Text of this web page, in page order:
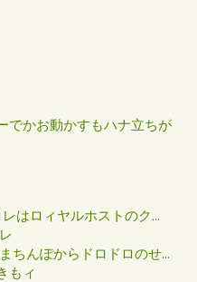
でかお動かすもハナ立ちが
はロィヤルホストのク...
ちんぽからドロドロのせ...
もィ